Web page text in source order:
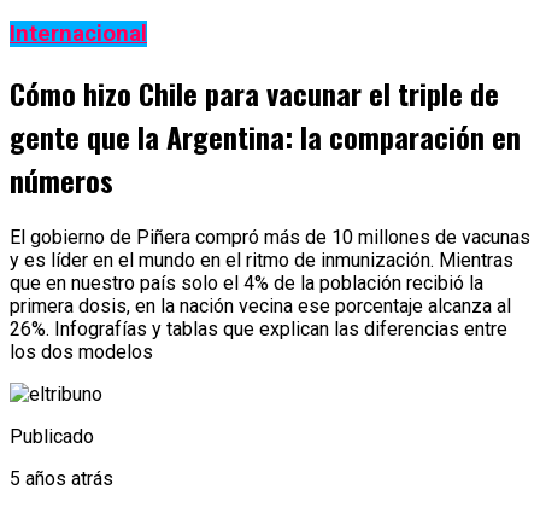
Internacional
Cómo hizo Chile para vacunar el triple de
gente que la Argentina: la comparación en
números
El gobierno de Piñera compró más de 10 millones de vacunas
y es líder en el mundo en el ritmo de inmunización. Mientras
que en nuestro país solo el 4% de la población recibió la
primera dosis, en la nación vecina ese porcentaje alcanza al
26%. Infografías y tablas que explican las diferencias entre
los dos modelos
Publicado
5 años atrás